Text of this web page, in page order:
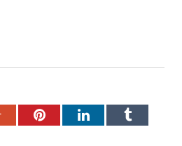
Google+PinterestLinkedInTumblr